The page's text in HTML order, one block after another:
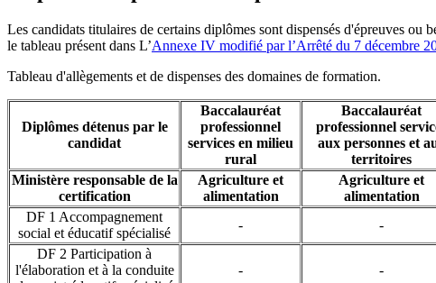
Les candidats titulaires de certains diplômes sont dispensés d'épreuves ou
le tableau présent dans L’Annexe IV modifié par l’Arrêté du 7 décembre
Tableau d'allègements et de dispenses des domaines de formation.
Diplômes détenus par le
candidat
Baccalauréat
professionnel
services en milieu
rural
Baccalauréat
professionnel
aux personnes et
territoires
Ministère responsable de la
certification
Agriculture et
alimentation
Agriculture et
alimentation
DF 1 Accompagnement
social et éducatif spécialisé
- -
DF 2 Participation à
l'élaboration et à la conduite
- -